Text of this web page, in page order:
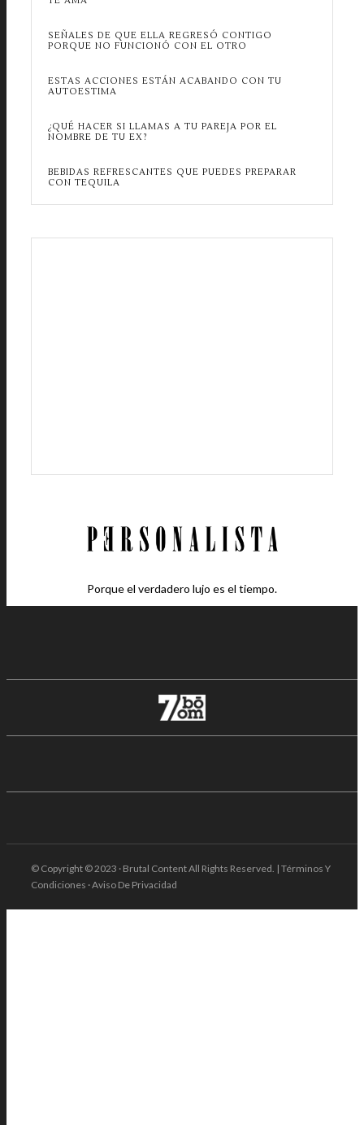
SEÑALES DE QUE ELLA REGRESÓ CONTIGO
PORQUE NO FUNCIONÓ CON EL OTRO
ESTAS ACCIONES ESTÁN ACABANDO CON TU
AUTOESTIMA
¿QUÉ HACER SI LLAMAS A TU PAREJA POR EL
NOMBRE DE TU EX?
BEBIDAS REFRESCANTES QUE PUEDES PREPARAR
CON TEQUILA
Porque el verdadero lujo es el tiempo.
© Copyright © 2023 · Brutal Content All Rights Reserved. | Términos Y
Condiciones · Aviso De Privacidad